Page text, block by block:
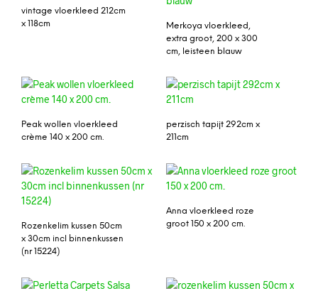
vintage vloerkleed 212cm
x 118cm
Merkoya vloerkleed,
extra groot, 200 x 300
cm, leisteen blauw
Peak wollen vloerkleed
crème 140 x 200 cm.
perzisch tapijt 292cm x
211cm
Rozenkelim kussen 50cm
x 30cm incl binnenkussen
(nr 15224)
Anna vloerkleed roze
groot 150 x 200 cm.